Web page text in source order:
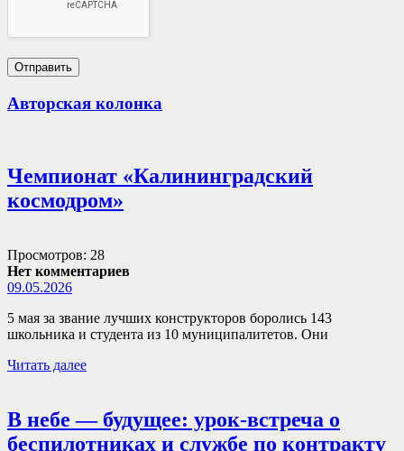
Авторская колонка
Чемпионат «Калининградский
космодром»
Просмотров: 28
Нет комментариев
09.05.2026
5 мая за звание лучших конструкторов боролись 143
школьника и студента из 10 муниципалитетов. Они
Читать далее
В небе — будущее: урок-встреча о
беспилотниках и службе по контракту